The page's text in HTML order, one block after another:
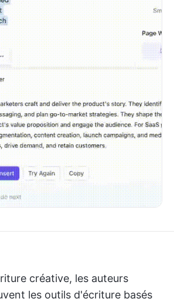
créative, les auteurs
les outils d'écriture basés